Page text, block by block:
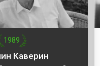
1989
Каверин